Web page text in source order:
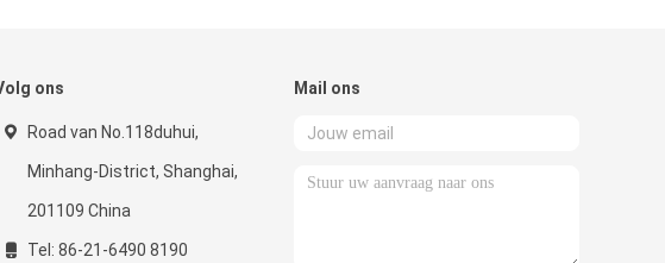
ons
Road van No.118duhui,
Minhang-District, Shanghai,
201109 China
Tel: 86-21-6490 8190
Mail ons